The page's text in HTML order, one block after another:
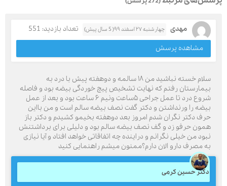
مهدی چهارشنبه ۲۷ اسفند ۹۹( 5 سال پیش)
تعداد بازدید: 551
مشاهده پرسش
سلام خسته نباشید من ۱۸ سالمه و دوهفته پیش با درد به
بیمارستان رفتم که نهایت تشخیص پیچ خوردگی بیضه بود و فاصله
شروع درد تا عمل جراحی ۵ساعت ونیم ۶ ساعت بود و بعد از عمل
بیضه را ورنداشتن و دکتر گفت نصف بیضه سالم است و من بااین
حرف دکتر نگران شدم امروز بعد دوهفته بخیمو کشیدم و دکتر باز
همون حرفو زد و گف نصف بیضه سالم بود و دلیلی برای برداشتنش
نبود من خیلی نگرانم و دراینده چه اتفاقاتی خواهد افتاد و آیا نیازی
به مصرف دارو الان دارم؟ممنون میشم راهنمایی کنید
دکتر حسین کرمی